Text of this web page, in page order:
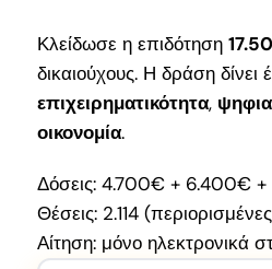
Κλείδωσε η επιδότηση
δικαιούχους. Η δράση
επιχειρηματικότητα,
οικονομία.
Δόσεις: 4.700€ + 6.400€
Θέσεις: 2.114
Αίτηση: μόνο ηλεκτρονικά